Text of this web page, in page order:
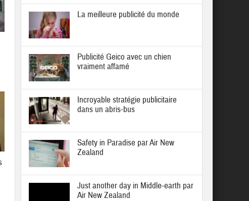
La meilleure publicité du monde
Publicité Geico avec un chien
vraiment affamé
Incroyable stratégie publicitaire
dans un abris-bus
Safety in Paradise par Air New
Zealand
Just another day in Middle-earth par
Air New Zealand